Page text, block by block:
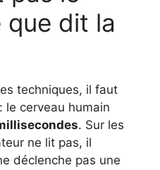
dit la
techniques, il faut
le cerveau humain
. Sur les
ne lit pas, il
déclenche pas une